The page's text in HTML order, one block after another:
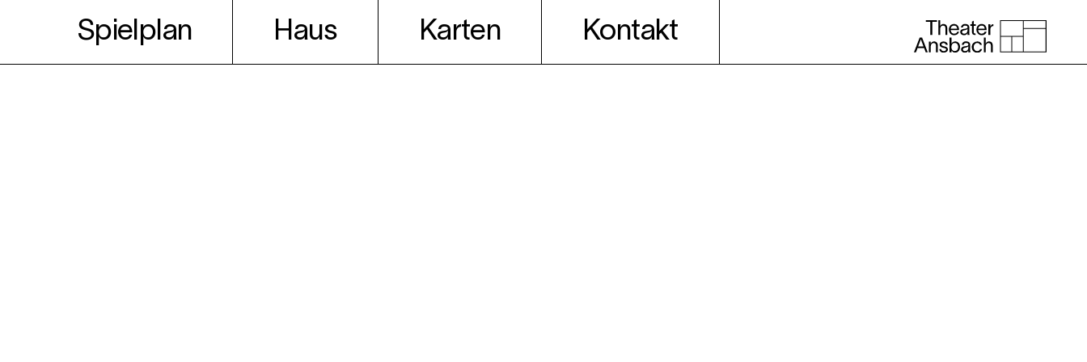
Spielplan Haus Karten Kontakt